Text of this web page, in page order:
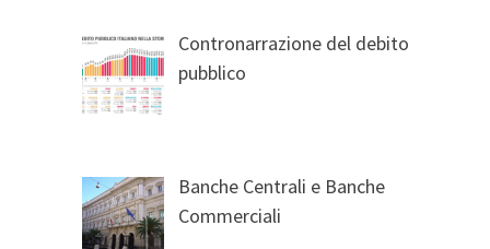
Contronarrazione del debito
pubblico
Banche Centrali e Banche
Commerciali